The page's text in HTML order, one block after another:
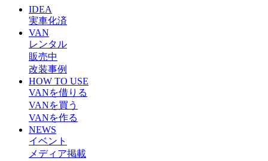
IDEA
実車化済
VAN
レンタル
販売中
改装事例
HOW TO USE
VANを借りる
VANを買う
VANを作る
NEWS
イベント
メディア掲載